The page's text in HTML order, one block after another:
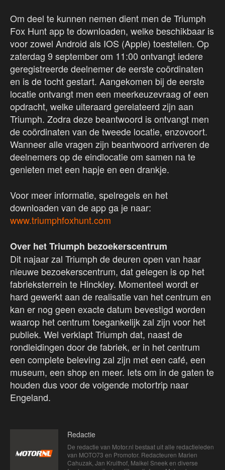
Om deel te kunnen nemen dient men de Triumph
Fox Hunt app te downloaden, welke beschikbaar is
voor zowel Android als IOS (Apple) toestellen. Op
zaterdag 9 september om 11:00 ontvangt iedere
geregistreerde deelnemer de eerste coördinaten
en is de tocht gestart. Aangekomen bij de eerste
locatie ontvangt men een meerkeuzevraag of een
opdracht, welke uiteraard gerelateerd zijn aan
Triumph. Zodra deze beantwoord is ontvangt men
de coördinaten van de tweede locatie, enzovoort.
Wanneer alle vragen zijn beantwoord arriveren de
deelnemers op de eindlocatie om samen na te
genieten met een hapje en een drankje.
Voor meer informatie, spelregels en het
downloaden van de app ga je naar:
www.triumphfoxhunt.com
Over het Triumph bezoekerscentrum
Dit najaar zal Triumph de deuren open van haar
nieuwe bezoekerscentrum, dat gelegen is op het
fabrieksterrein te Hinckley. Momenteel wordt er
hard gewerkt aan de realisatie van het centrum en
kan er nog geen exacte datum bevestigd worden
waarop het centrum toegankelijk zal zijn voor het
publiek. Wel verklapt Triumph dat, naast de
rondleidingen door de fabriek, er in het centrum
een complete beleving zal zijn met een café, een
museum, een shop en meer. Iets om in de gaten te
houden dus voor de volgende motortrip naar
Engeland.
Redactie
De redactie van Motor.nl bestaat uit alle redactieleden
van MOTO73 en Promotor. Redacteuren Marien
Cahuzak, Jan Kruithof, Maikel Sneek en diverse